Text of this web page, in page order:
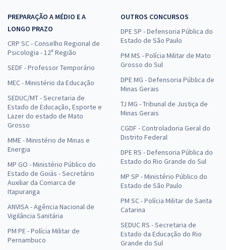
PREPARAÇÃO A MÉDIO E A
LONGO PRAZO
CRP SC - Conselho Regional de
Psicologia - 12ª Região
SEDF - Professor Temporário
MEC - Ministério da Educação
SEDUC/MT - Secretaria de
Estado de Educação, Esporte e
Lazer do estado de Mato
Grosso
MME - Ministério de Minas e
Energia
MP GO - Ministério Público do
Estado de Goiás - Secretário
Auxiliar da Comarca de
Itapuranga
ANVISA - Agência Nacional de
Vigilância Sanitária
PM PE - Polícia Militar de
Pernambuco
OUTROS CONCURSOS
DPE SP - Defensoria Pública do
Estado de São Paulo
PM MS - Polícia Militar de Mato
Grosso do Sul
DPE MG - Defensoria Pública de
Minas Gerais
TJ MG - Tribunal de Justiça de
Minas Gerais
CGDF - Controladoria Geral do
Distrito Federal
DPE RS - Defensoria Pública do
Estado do Rio Grande do Sul
MP SP - Ministério Público do
Estado de São Paulo
PM SC - Polícia Militar de Santa
Catarina
SEDUC RS - Secretaria de
Estado da Educação do Rio
Grande do Sul